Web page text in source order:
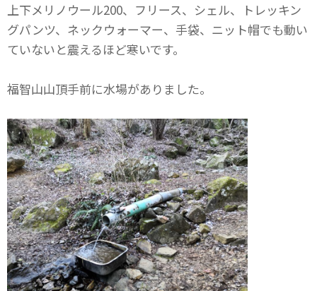
上下メリノウール200、フリース、シェル、トレッキン
グパンツ、ネックウォーマー、手袋、ニット帽でも動い
ていないと震えるほど寒いです。
福智山山頂手前に水場がありました。